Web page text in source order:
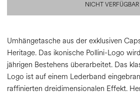
NICHT VERFÜGBAR
Umhängetasche aus der exklusiven
Heritage. Das ikonische Pollini-Logo
jährigen Bestehens überarbeitet. Das
Logo ist auf einem Lederband
raffinierten dreidimensionalen Effekt.